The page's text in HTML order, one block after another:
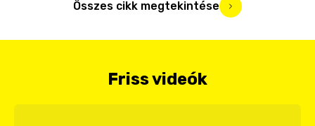
Összes cikk megtekintése
Friss videók